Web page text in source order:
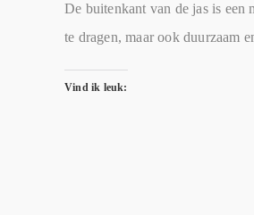
De buitenkant van de jas is
te dragen, maar ook duurzaam
Vind ik leuk: